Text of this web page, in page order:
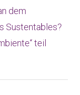
dem
Sustentables?
teil